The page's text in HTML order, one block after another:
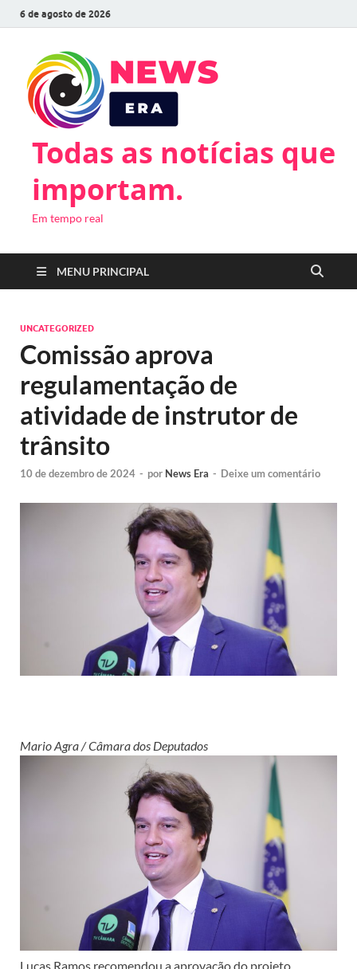
6 de agosto de 2026
Todas as notícias que
importam.
Em tempo real
MENU PRINCIPAL
UNCATEGORIZED
Comissão aprova
regulamentação de
atividade de instrutor de
trânsito
10 de dezembro de 2024 - por News Era - Deixe um comentário
Mario Agra / Câmara dos Deputados
Lucas Ramos recomendou a aprovação do projeto